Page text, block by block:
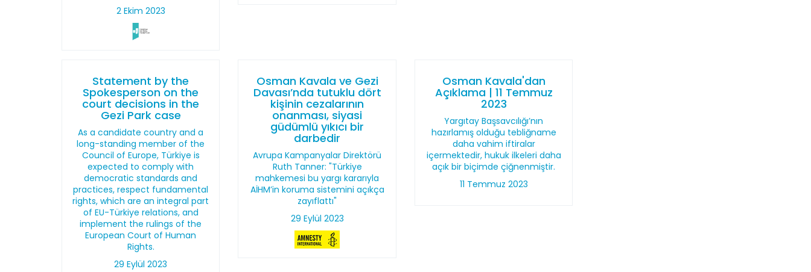
2 Ekim 2023
Statement by the
Spokesperson on the
court decisions in the
Gezi Park case
As a candidate country and a
long-standing member of the
Council of Europe, Türkiye is
expected to comply with
democratic standards and
practices, respect fundamental
rights, which are an integral part
of EU-Türkiye relations, and
implement the rulings of the
European Court of Human
Rights.
29 Eylül 2023
Osman Kavala ve Gezi
Davası’nda tutuklu dört
kişinin cezalarının
onanması, siyasi
güdümlü yıkıcı bir
darbedir
Avrupa Kampanyalar Direktörü
Ruth Tanner: "Türkiye
mahkemesi bu yargı kararıyla
AİHM’in koruma sistemini açıkça
zayıflattı"
29 Eylül 2023
Osman Kavala'dan
Açıklama | 11 Temmuz
2023
Yargıtay Başsavcılığı’nın
hazırlamış olduğu tebliğname
daha vahim iftiralar
içermektedir, hukuk ilkeleri daha
açık bir biçimde çiğnenmiştir.
11 Temmuz 2023